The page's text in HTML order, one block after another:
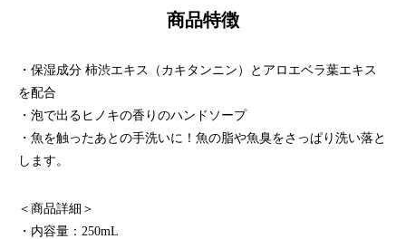
商品特徴
・保湿成分 柿渋エキス（カキタンニン）とアロエベラ葉エキス
を配合
・泡で出るヒノキの香りのハンドソープ
・魚を触ったあとの手洗いに！魚の脂や魚臭をさっぱり洗い落と
します。
＜商品詳細＞
・内容量：250mL